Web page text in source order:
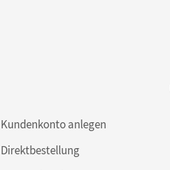
Kundenkonto anlegen
Direktbestellung